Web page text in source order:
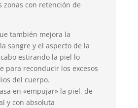
zonas con retención de
también mejora la
sangre y el aspecto de la
estirando la piel lo
para reconducir los excesos
del cuerpo.
en «empujar» la piel, de
y con absoluta